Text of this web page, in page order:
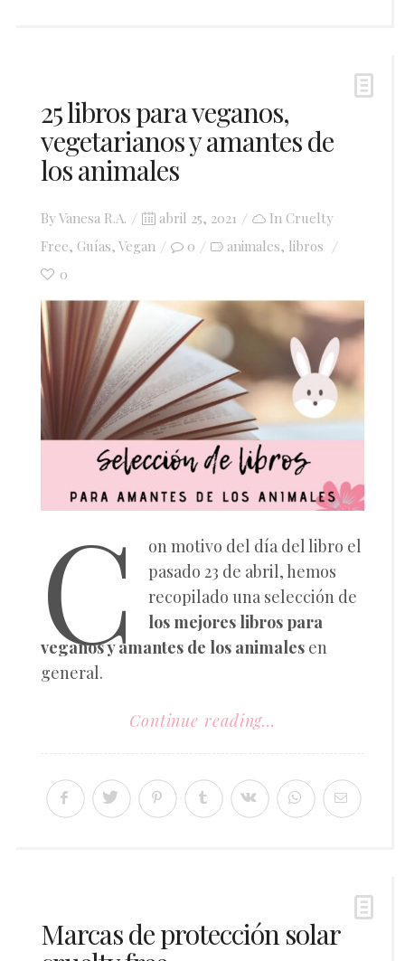
25 libros para veganos,
vegetarianos y amantes de
los animales
ByVanesa R.A.
Posted
on
abril 25, 2021 In Cruelty
Free, Guías, Vegan 0 animales, libros
0
C
on motivo del día del libro el
pasado 23 de abril, hemos
recopilado una selección de
los mejores libros para
veganos y amantes de los animales en
general.
Continue reading...
Marcas de protección solar